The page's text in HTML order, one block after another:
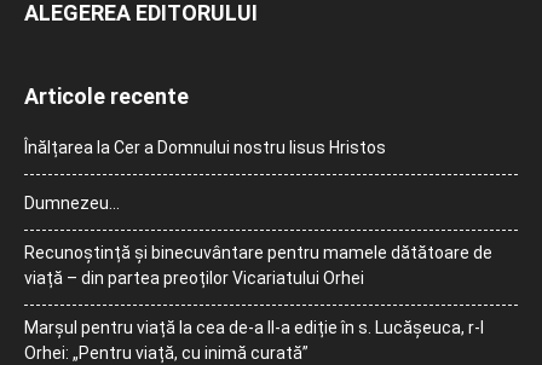
ALEGEREA EDITORULUI
Articole recente
Înălțarea la Cer a Domnului nostru Iisus Hristos
Dumnezeu…
Recunoștință și binecuvântare pentru mamele dătătoare de
viață – din partea preoților Vicariatului Orhei
Marșul pentru viață la cea de-a II-a ediție în s. Lucășeuca, r-l
Orhei: „Pentru viață, cu inimă curată”